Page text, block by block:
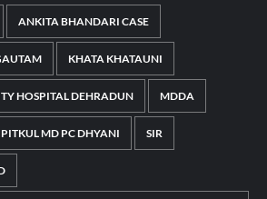
ANKITA BHANDARI CASE
KHATA KHATAUNI
HOSPITAL DEHRADUN MDDA
PITKUL MD PC DHYANI SIR